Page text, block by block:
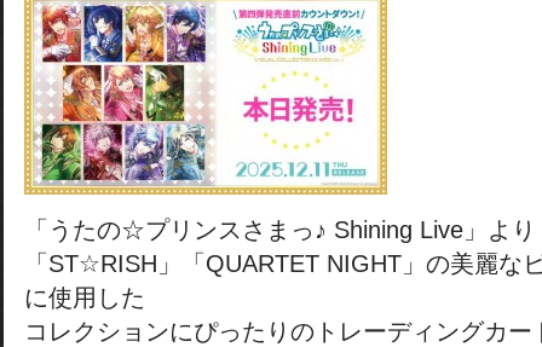
「うたの☆プリンスさまっ♪ Shining Live」より
「ST☆RISH」「QUARTET NIGHT」の美麗な
に使用した
コレクションにぴったりのトレーディングカー